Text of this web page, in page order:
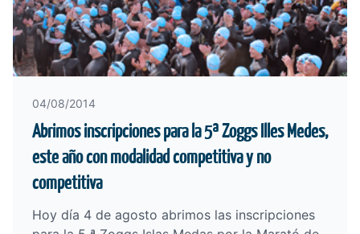
04/08/2014
Abrimos inscripciones para la 5ª Zoggs Illes Medes,
este año con modalidad competitiva y no
competitiva
Hoy día 4 de agosto abrimos las inscripciones